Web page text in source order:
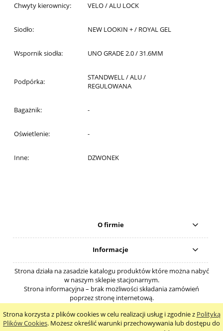
Strona korzysta z plików cookies w celu realizacji usług i zgodnie z Polityką
Plików Cookies. Możesz określić warunki przechowywania lub dostępu do
Chwyty kierownicy: VELO / ALU LOCK
Siodło: NEW LOOKIN + / ROYAL GEL
Wspornik siodła: UNO GRADE 2.0 / 31.6MM
Podpórka:
STANDWELL / ALU /
REGULOWANA
Bagażnik: -
Oświetlenie: -
Inne: DZWONEK
O firmie
Informacje
Strona działa na zasadzie katalogu produktów które można nabyć
w naszym sklepie stacjonarnym.
Strona informacyjna – brak możliwości składania zamówień
poprzez stronę internetową.
pokaż pełną wersję strony